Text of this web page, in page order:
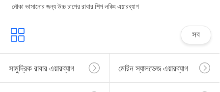
নৌকা ভাসানোর জন্য উচ্চ চাপের রাবার শিপ লঞ্চিং এয়ারব্যাগ
সব
সামুদ্রিক রাবার এয়ারব্যাগ মেরিন স্যালভেজ এয়ারব্যাগ